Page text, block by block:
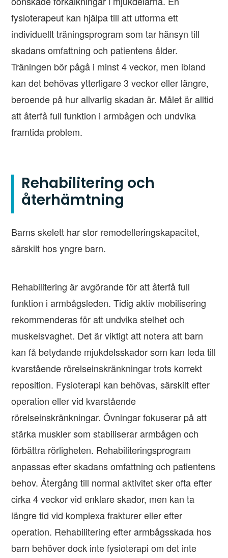
fysioterapeut kan hjälpa till att utforma ett
individuellt träningsprogram som tar hänsyn till
skadans omfattning och patientens ålder.
Träningen bör pågå i minst 4 veckor, men ibland
kan det behövas ytterligare 3 veckor eller längre,
beroende på hur allvarlig skadan är. Målet är alltid
att återfå full funktion i armbågen och undvika
framtida problem.
Rehabilitering och
återhämtning
Barns skelett har stor remodelleringskapacitet,
särskilt hos yngre barn.
Rehabilitering är avgörande för att återfå full
funktion i armbågsleden. Tidig aktiv mobilisering
rekommenderas för att undvika stelhet och
muskelsvaghet. Det är viktigt att notera att barn
kan få betydande mjukdelsskador som kan leda till
kvarstående rörelseinskränkningar trots korrekt
reposition. Fysioterapi kan behövas, särskilt efter
operation eller vid kvarstående
rörelseinskränkningar. Övningar fokuserar på att
stärka muskler som stabiliserar armbågen och
förbättra rörligheten. Rehabiliteringsprogram
anpassas efter skadans omfattning och patientens
behov. Återgång till normal aktivitet sker ofta efter
cirka 4 veckor vid enklare skador, men kan ta
längre tid vid komplexa frakturer eller efter
operation. Rehabilitering efter armbågsskada hos
barn behöver dock inte fysioterapi om det inte